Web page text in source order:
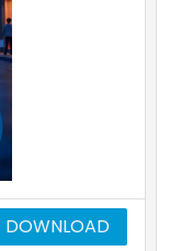
DOWNLOAD